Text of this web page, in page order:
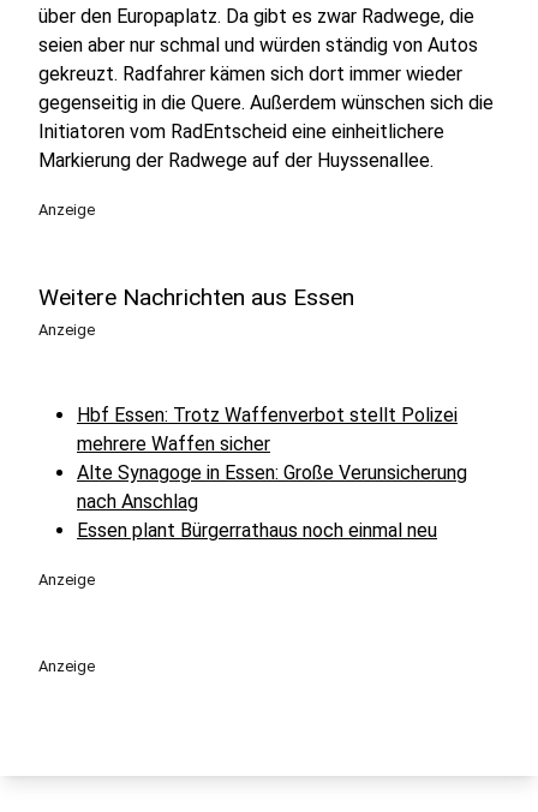
über den Europaplatz. Da gibt es zwar Radwege, die
seien aber nur schmal und würden ständig von Autos
gekreuzt. Radfahrer kämen sich dort immer wieder
gegenseitig in die Quere. Außerdem wünschen sich die
Initiatoren vom RadEntscheid eine einheitlichere
Markierung der Radwege auf der Huyssenallee.
Anzeige
Weitere Nachrichten aus Essen
Anzeige
Hbf Essen: Trotz Waffenverbot stellt Polizei
mehrere Waffen sicher
Alte Synagoge in Essen: Große Verunsicherung
nach Anschlag
Essen plant Bürgerrathaus noch einmal neu
Anzeige
Anzeige